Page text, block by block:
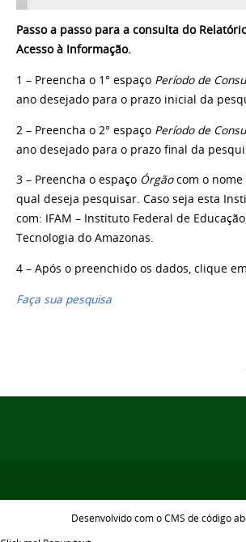
Passo a passo para a consulta do
Acesso à Informação.
1 – Preencha o 1° espaço Período de
ano desejado para o prazo inicial da
2 – Preencha o 2° espaço Período de
ano desejado para o prazo final da
3 – Preencha o espaço Órgãocom o
qual deseja pesquisar. Caso seja esta
com: IFAM – Instituto Federal de
Tecnologia do Amazonas.
4 – Após o preenchido os dados, clique em
Faça sua pesquisa
Desenvolvido com o CMS de código